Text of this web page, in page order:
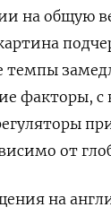
на общую
темпы
факторы, с
от
на